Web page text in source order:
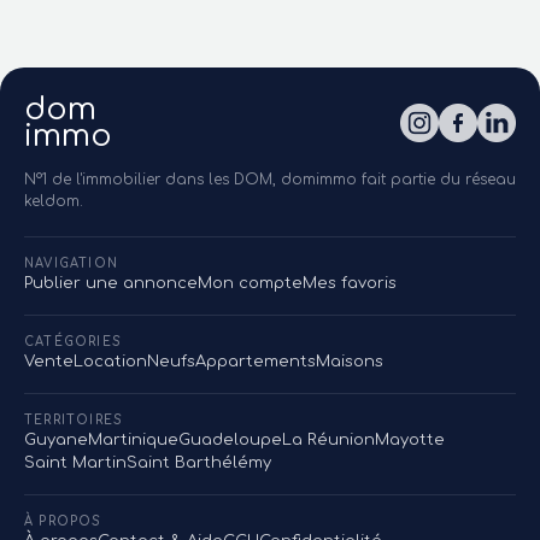
dom
immo
N°1 de l'immobilier dans les DOM, domimmo fait partie du réseau
keldom.
NAVIGATION
Publier une annonceMon compteMes favoris
CATÉGORIES
Vente LocationNeufsAppartementsMaisons
TERRITOIRES
GuyaneMartiniqueGuadeloupe La RéunionMayotte
Saint MartinSaint Barthélémy
À PROPOS